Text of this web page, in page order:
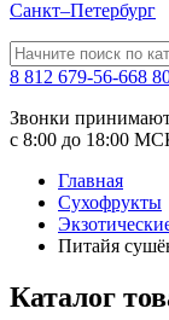
Санкт–Петербург
8 812 679-56-668
Звонки
с 8:00 до 18:00
Главная
Сухофрукты
Питайя
Каталог